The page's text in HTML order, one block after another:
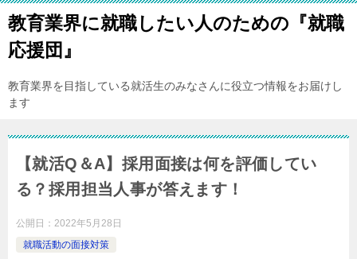
教育業界に就職したい人のための『就職
応援団』
教育業界を目指している就活生のみなさんに役立つ情報をお届けし
ます
【就活Q＆A】採用面接は何を評価してい
る？採用担当人事が答えます！
公開日： 2022年5月28日
就職活動の面接対策